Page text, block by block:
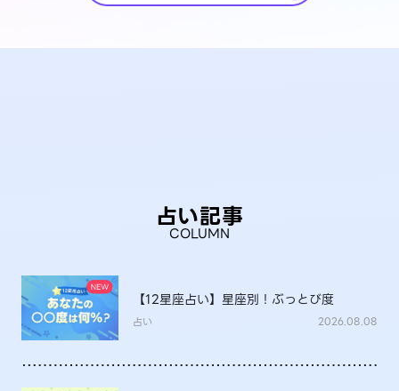
占い記事
COLUMN
【12星座占い】星座別！ぶっとび度
占い 2026.08.08